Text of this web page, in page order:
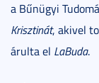
a Bűnügyi
Krisztinát, akivel
árulta el LaBuda.